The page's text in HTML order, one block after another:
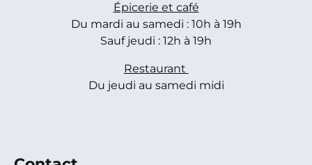
Épicerie et café
Du mardi au samedi : 10h à 19h
Sauf jeudi : 12h à 19h
Restaurant
Du jeudi au samedi midi